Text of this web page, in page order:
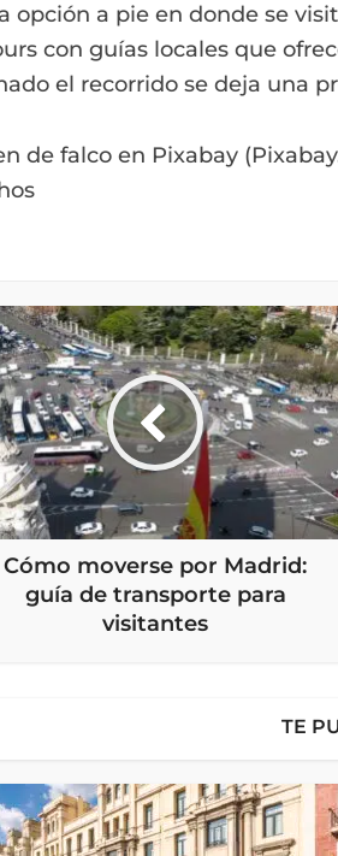
opción a pie en donde se
con guías locales que
el recorrido se deja una
de falco en Pixabay
Cómo moverse por Madrid:
guía de transporte para
visitantes
TE